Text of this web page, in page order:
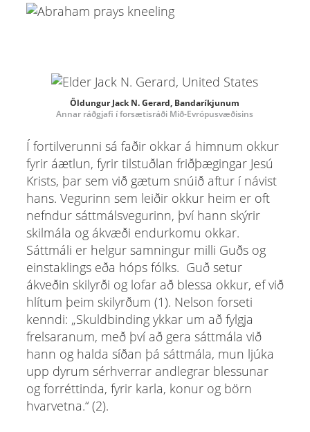
Öldungur Jack N. Gerard, Bandaríkjunum
Annar ráðgjafi í forsætisráði Mið-Evrópusvæðisins
Í fortilverunni sá faðir okkar á himnum okkur
fyrir áætlun, fyrir tilstuðlan friðþægingar Jesú
Krists, þar sem við gætum snúið aftur í návist
hans. Vegurinn sem leiðir okkur heim er oft
nefndur sáttmálsvegurinn, því hann skýrir
skilmála og ákvæði endurkomu okkar.
Sáttmáli er helgur samningur milli Guðs og
einstaklings eða hóps fólks. Guð setur
ákveðin skilyrði og lofar að blessa okkur, ef við
hlítum þeim skilyrðum (1). Nelson forseti
kenndi: „Skuldbinding ykkar um að fylgja
frelsaranum, með því að gera sáttmála við
hann og halda síðan þá sáttmála, mun ljúka
upp dyrum sérhverrar andlegrar blessunar
og forréttinda, fyrir karla, konur og börn
hvarvetna.“ (2).